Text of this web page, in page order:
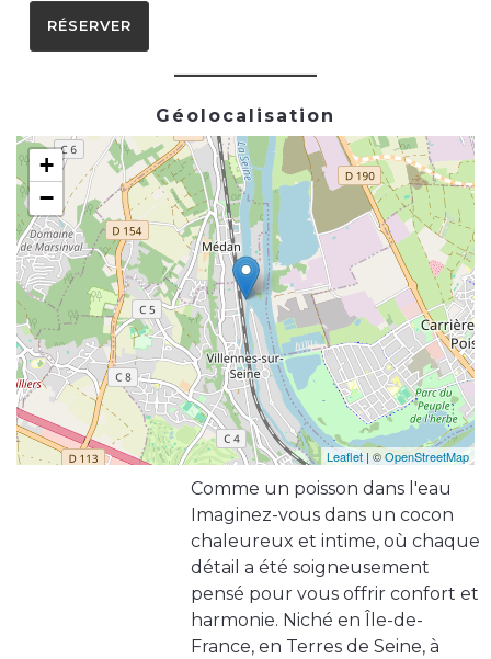
RÉSERVER
Géolocalisation
+
−
Leaflet | ©OpenStreetMap
Comme un poisson dans l'eau
Imaginez-vous dans un cocon
chaleureux et intime, où chaque
détail a été soigneusement
pensé pour vous offrir confort et
harmonie. Niché en Île-de-
France, en Terres de Seine, à